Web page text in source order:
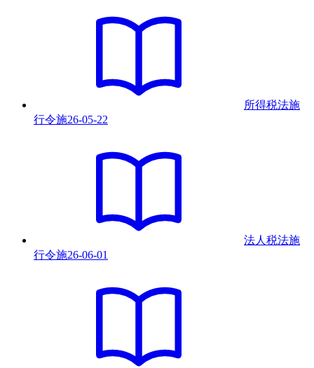
所得税法施
行令施26-05-22
法人税法施
行令施26-06-01